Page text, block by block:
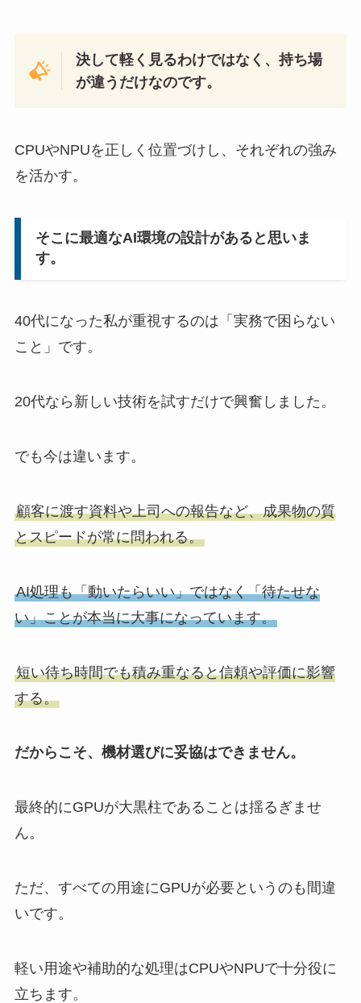
決して軽く見るわけではなく、持ち場
が違うだけなのです。
CPUやNPUを正しく位置づけし、それぞれの強み
を活かす。
そこに最適なAI環境の設計があると思いま
す。
40代になった私が重視するのは「実務で困らない
こと」です。
20代なら新しい技術を試すだけで興奮しました。
でも今は違います。
顧客に渡す資料や上司への報告など、成果物の質
とスピードが常に問われる。
AI処理も「動いたらいい」ではなく「待たせな
い」ことが本当に大事になっています。
短い待ち時間でも積み重なると信頼や評価に影響
する。
だからこそ、機材選びに妥協はできません。
最終的にGPUが大黒柱であることは揺るぎませ
ん。
ただ、すべての用途にGPUが必要というのも間違
いです。
軽い用途や補助的な処理はCPUやNPUで十分役に
立ちます。